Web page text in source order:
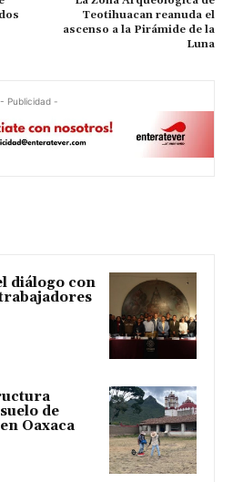
Teotihuacan reanuda el
ascenso a la Pirámide de la
Luna
- Publicidad -
diálogo con
de
Oaxaca